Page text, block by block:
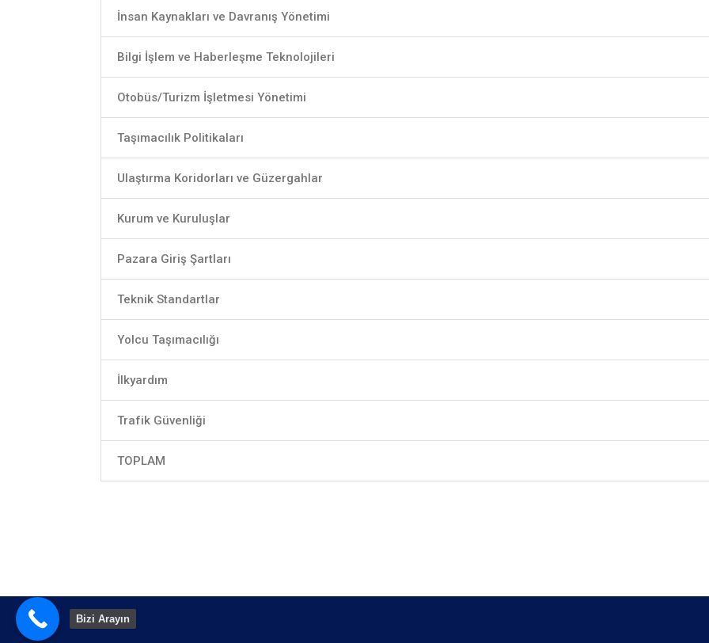
İnsan Kaynakları ve Davranış Yönetimi
Bilgi İşlem ve Haberleşme Teknolojileri
Otobüs/Turizm İşletmesi Yönetimi
Taşımacılık Politikaları
Ulaştırma Koridorları ve Güzergahlar
Kurum ve Kuruluşlar
Pazara Giriş Şartları
Teknik Standartlar
Yolcu Taşımacılığı
İlkyardım
Trafik Güvenliği
TOPLAM
Bizi Arayın